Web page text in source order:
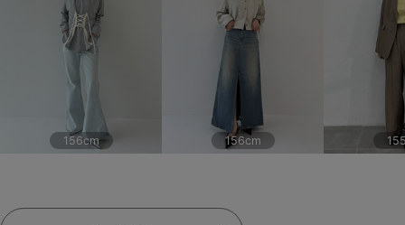
156cm 156cm